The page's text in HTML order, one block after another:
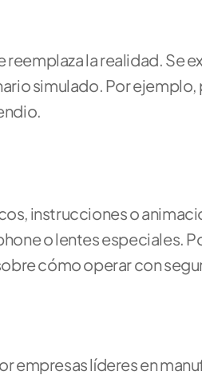
la realidad. Se
simulado. Por
instrucciones o
o lentes especiales.
cómo operar con
empresas líderes en